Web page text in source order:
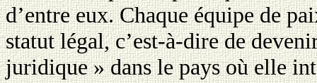
d’entre eux. Chaque équipe de
statut légal, c’est-à-dire de
juridique » dans le pays où elle